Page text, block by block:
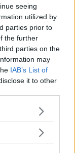
seeing
utilized by
parties prior to
the further
parties on the
may
IAB’s List of
it to other
more Google
may click to
&